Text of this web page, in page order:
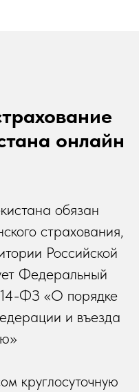
онлайн
обязан
страхования,
Российской
Федеральный
ФЗ «О порядке
и въезда
круглосуточную